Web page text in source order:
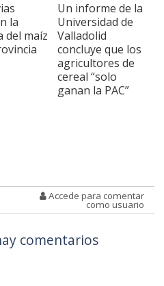
la
del maíz
Un informe de la
Universidad de
Valladolid
concluye que los
agricultores de
cereal “solo
ganan la PAC”
Accede para comentar
como usuario
comentarios